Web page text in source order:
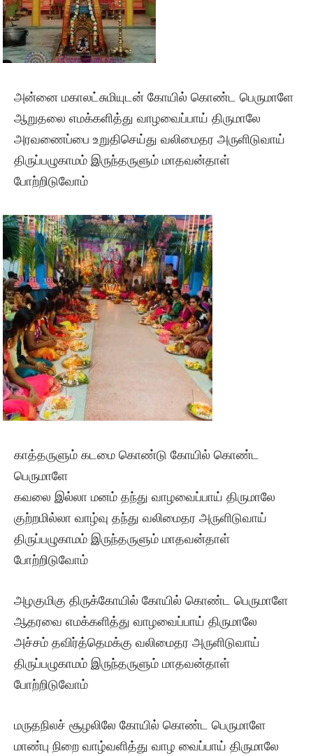
அன்னை மகாலட்சுமியுடன் கோயில் கொண்ட பெருமாளே
ஆறுதலை எமக்களித்து வாழவைப்பாய் திருமாலே
அரவணைப்பை உறுதிசெய்து வலிமைதர அருளிடுவாய்
திருப்பழுகாமம் இருந்தருளும் மாதவன்தாள்
போற்றிடுவோம்
காத்தருளும் கடமை கொண்டு கோயில் கொண்ட
பெருமாளே
கவலை இல்லா மனம் தந்து வாழவைப்பாய் திருமாலே
குற்றமில்லா வாழ்வு தந்து வலிமைதர அருளிடுவாய்
திருப்பழுகாமம் இருந்தருளும் மாதவன்தாள்
போற்றிடுவோம்
அழகுமிகு திருக்கோயில் கோயில் கொண்ட பெருமாளே
ஆதரவை எமக்களித்து வாழவைப்பாய் திருமாலே
அச்சம் தவிர்த்தெமக்கு வலிமைதர அருளிடுவாய்
திருப்பழுகாமம் இருந்தருளும் மாதவன்தாள்
போற்றிடுவோம்
மருதநிலச் சூழலிலே கோயில் கொண்ட பெருமாளே
மாண்பு நிறை வாழ்வளித்து வாழ வைப்பாய் திருமாலே